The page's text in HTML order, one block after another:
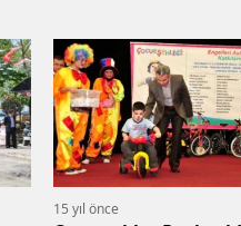
15 yıl önce